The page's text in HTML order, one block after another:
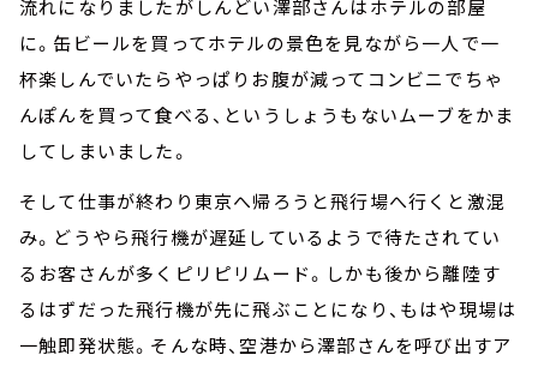
流れになりましたがしんどい澤部さんはホテルの部屋
に。缶ビールを買ってホテルの景色を見ながら一人で一
杯楽しんでいたらやっぱりお腹が減ってコンビニでちゃ
んぽんを買って食べる、というしょうもないムーブをかま
してしまいました。
そして仕事が終わり東京へ帰ろうと飛行場へ行くと激混
み。どうやら飛行機が遅延しているようで待たされてい
るお客さんが多くピリピリムード。しかも後から離陸す
るはずだった飛行機が先に飛ぶことになり、もはや現場は
一触即発状態。そんな時、空港から澤部さんを呼び出すア